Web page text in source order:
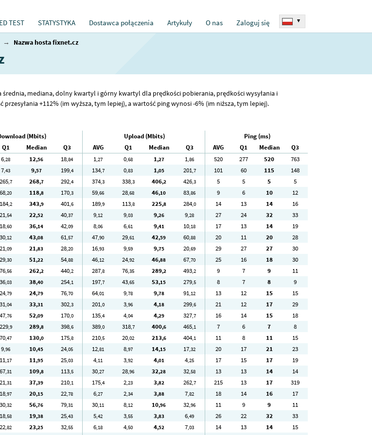
TEST STATYSTYKA Dostawca połączenia Artykuły O nas Zaloguj się ▾
→ Nazwa hosta fixnet.cz
mediana, dolny kwartyl i górny kwartyl dla prędkości pobierania, prędkości wysyłania i
+112% (im wyższa, tym lepiej), a wartość ping wynosi -6% (im niższa, tym lepiej).
(Mbits) Upload (Mbits)
Ping (ms)
Q1 Median Q3 AVG Q1 Median Q3 AVG Q1 Median
Q3
6,28 12,56 18,84 1,27 0,68 1,27 1,86 520 277 520
763
7,43 9,57 199,4 134,7 0,83 1,05 201,7 101 60 115
148
265,7 268,7 292,4 374,3 338,3 406,2 426,3 5 5 5
5
68,20 118,8 170,3 59,66 28,68 46,10 83,86 9 6 10
12
184,2 343,9 401,6 189,9 113,8 225,8 284,0 14 13 14
16
21,54 22,52 40,37 9,12 9,03 9,26 9,28 27 24 32
33
18,60 36,14 42,09 8,06 6,61 9,41 10,18 17 13 14
19
30,12 43,08 61,57 47,90 29,61 42,59 60,88 20 11 20
28
21,09 21,83 28,20 16,93 9,59 9,75 20,69 29 27 27
30
29,30 51,22 54,88 46,12 24,92 46,88 67,70 25 16 18
30
76,56 262,2 440,2 287,8 76,35 289,2 493,2 9 7 9
11
36,03 38,40 254,1 197,7 43,65 53,15 279,5 8 7 8
9
24,79 24,79 76,70 64,01 9,78 9,78 91,12 13 12 15
15
31,04 33,31 302,3 201,0 3,96 4,18 299,6 21 12 17
29
47,76 52,09 170,0 135,4 4,04 4,29 327,7 16 14 15
18
229,9 289,8 398,6 389,0 318,7 400,6 465,1 7 6 7
8
70,47 130,0 175,8 210,5 20,02 213,6 404,1 11 8 11
15
9,96 10,45 24,05 12,81 8,97 14,15 17,32 20 17 21
23
11,17 11,95 25,03 4,11 3,92 4,01 4,25 17 15 17
19
67,31 109,8 113,5 30,27 28,96 32,28 32,58 13 13 14
14
21,31 37,39 210,1 175,4 2,23 3,82 262,7 215 13 17
319
18,97 20,15 22,78 6,27 2,34 3,88 7,82 18 14 16
17
30,32 56,76 79,31 30,11 8,12 10,96 32,96 11 9 9
11
18,58 19,38 25,43 5,42 3,55 3,83 6,49 26 22 32
33
22,82 23,25 32,55 6,18 4,50 4,52 7,03 14 13 14
15